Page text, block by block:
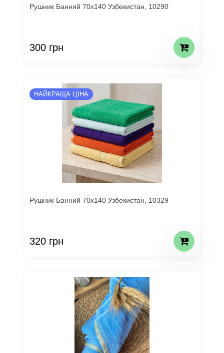
Рушник Банний 70х140 Узбекистан, 10290
300 грн
НАЙКРАЩА ЦІНА
Рушник Банний 70х140 Узбекистан, 10329
320 грн